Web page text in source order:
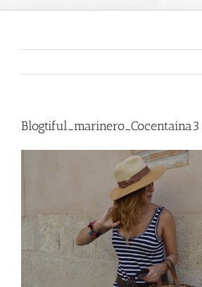
Blogtiful_marinero_Cocentaina3